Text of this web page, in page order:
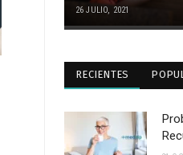
26 JULIO, 2021
RECIENTES